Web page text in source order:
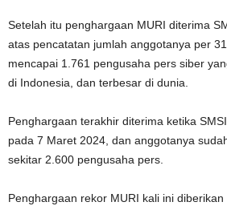
Setelah itu penghargaan MURI diterima
atas pencatatan jumlah anggotanya per
mencapai 1.761 pengusaha pers siber
di Indonesia, dan terbesar di dunia.
Penghargaan terakhir diterima ketika
pada 7 Maret 2024, dan anggotanya
sekitar 2.600 pengusaha pers.
Penghargaan rekor MURI kali ini